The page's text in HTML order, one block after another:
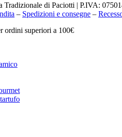
di Paciotti | P.IVA:
– Spedizioni e consegne –
ordini superiori a 100€